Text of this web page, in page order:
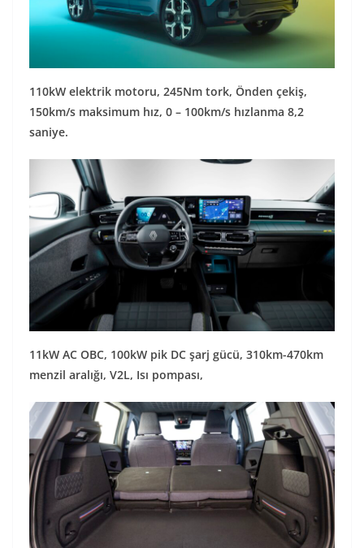
110kW elektrik motoru, 245Nm tork, Önden çekiş,
150km/s maksimum hız, 0 – 100km/s hızlanma 8,2
saniye.
11kW AC OBC, 100kW pik DC şarj gücü, 310km-470km
menzil aralığı, V2L, Isı pompası,